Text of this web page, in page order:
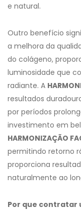
e natural.
Outro benefício
a melhora da
do colágeno,
luminosidade que
radiante. A
resultados
por períodos
investimento em
HARMONIZAÇÃO
permitindo retorno
proporciona
naturalmente ao
Por que contratar